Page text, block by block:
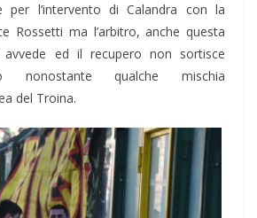
per l’intervento di Calandra con la
Rossetti ma l’arbitro, anche questa
ed il recupero non sortisce
nonostante qualche mischia
del Troina.